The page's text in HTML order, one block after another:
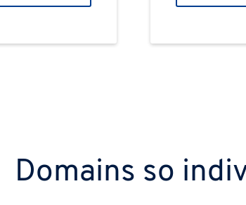
Domains so